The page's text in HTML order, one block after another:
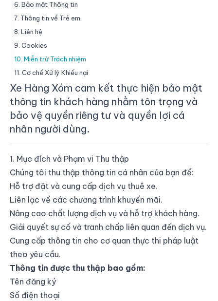
6. Bảo mật Thông tin
7. Thông tin về Trẻ em
8. Liên hệ
9. Cookies
10. Miễn trừ Trách nhiệm
11. Cơ chế Xử lý Khiếu nại
Xe Hàng Xóm cam kết thực hiện bảo mật
thông tin khách hàng nhằm tôn trọng và
bảo vệ quyền riêng tư và quyền lợi cá
nhân người dùng.
1. Mục đích và Phạm vi Thu thập
Chúng tôi thu thập thông tin cá nhân của bạn để:
Hỗ trợ đặt và cung cấp dịch vụ thuê xe.
Liên lạc về các chương trình khuyến mãi.
Nâng cao chất lượng dịch vụ và hỗ trợ khách hàng.
Giải quyết sự cố và tranh chấp liên quan đến dịch vụ.
Cung cấp thông tin cho cơ quan thực thi pháp luật
theo yêu cầu.
Thông tin được thu thập bao gồm:
Tên đăng ký
Số điện thoại